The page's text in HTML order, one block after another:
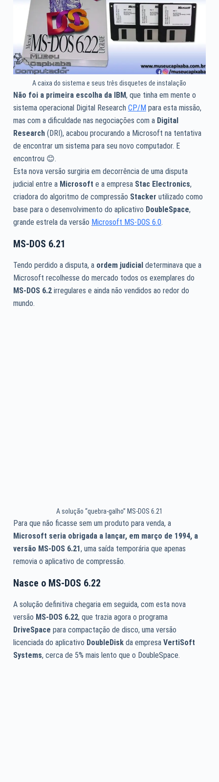
A caixa do sistema e seus três disquetes de instalação
Não foi a primeira escolha da IBM, que tinha em mente o
sistema operacional Digital Research CP/Mpara esta missão,
mas com a dificuldade nas negociações com a Digital
Research(DRI), acabou procurando a Microsoft na tentativa
de encontrar um sistema para seu novo computador. E
encontrou 😊.
Esta nova versão surgiria em decorrência de uma disputa
judicial entre a Microsoft e a empresa Stac Electronics,
criadora do algoritmo de compressão Stacker utilizado como
base para o desenvolvimento do aplicativo DoubleSpace,
grande estrela da versão Microsoft MS-DOS 6.0.
MS-DOS 6.21
Tendo perdido a disputa, a ordem judicialdeterminava que a
Microsoft recolhesse do mercado todos os exemplares do
MS-DOS 6.2irregulares e ainda não vendidos ao redor do
mundo.
A solução “quebra-galho” MS-DOS 6.21
Para que não ficasse sem um produto para venda, a
Microsoft seria obrigada a lançar, em março de 1994, a
versão MS-DOS 6.21, uma saída temporária que apenas
removia o aplicativo de compressão.
Nasce o MS-DOS 6.22
A solução definitiva chegaria em seguida, com esta nova
versão MS-DOS 6.22, que trazia agora o programa
DriveSpace para compactação de disco, uma versão
licenciada do aplicativo DoubleDisk da empresa VertiSoft
Systems, cerca de 5% mais lento que o DoubleSpace.